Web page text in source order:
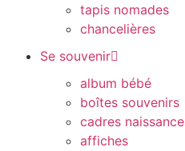
tapis nomades
chancelières
Se souvenir
album bébé
boîtes souvenirs
cadres naissance
affiches